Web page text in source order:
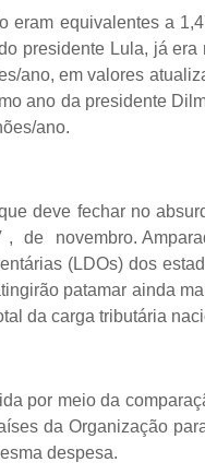
eram equivalentes a
presidente Lula, já
ano, em valores
ano da presidente
ano.
deve fechar no
, de novembro.
(LDOs) dos
patamar ainda
da carga tributária
por meio da
da Organização
despesa.